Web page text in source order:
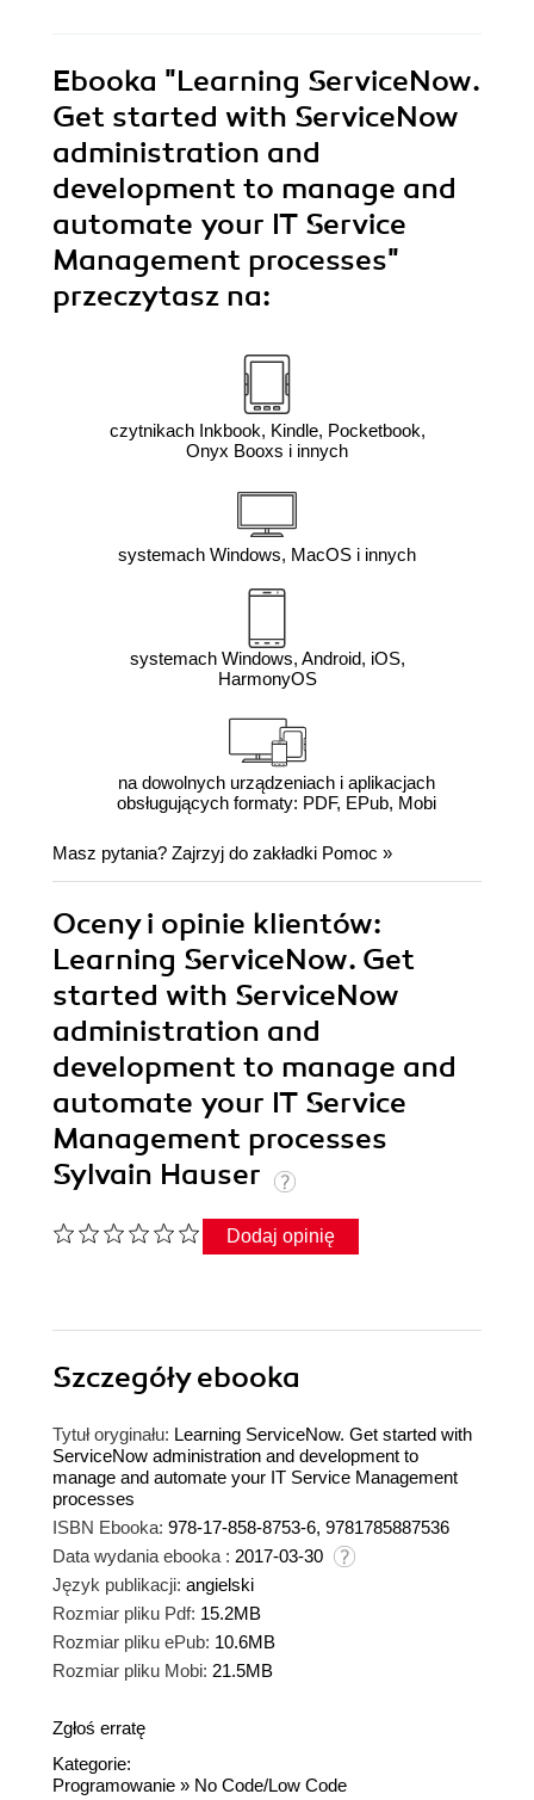
Ebooka "Learning ServiceNow.
Get started with ServiceNow
administration and
development to manage and
automate your IT Service
Management processes"
przeczytasz na:
czytnikach Inkbook, Kindle, Pocketbook,
Onyx Booxs i innych
systemach Windows, MacOS i innych
systemach Windows, Android, iOS,
HarmonyOS
na dowolnych urządzeniach i aplikacjach
obsługujących formaty: PDF, EPub, Mobi
Masz pytania? Zajrzyj do zakładki Pomoc »
Oceny i opinie klientów:
Learning ServiceNow. Get
started with ServiceNow
administration and
development to manage and
automate your IT Service
Management processes
Sylvain Hauser
Dodaj opinię
Szczegółyebooka
Tytuł oryginału: Learning ServiceNow. Get started with
ServiceNow administration and development to
manage and automate your IT Service Management
processes
ISBN Ebooka: 978-17-858-8753-6, 9781785887536
Data wydania ebooka : 2017-03-30
Język publikacji: angielski
Rozmiar pliku Pdf: 15.2MB
Rozmiar pliku ePub: 10.6MB
Rozmiar pliku Mobi: 21.5MB
Zgłoś erratę
Kategorie:
Programowanie » No Code/Low Code